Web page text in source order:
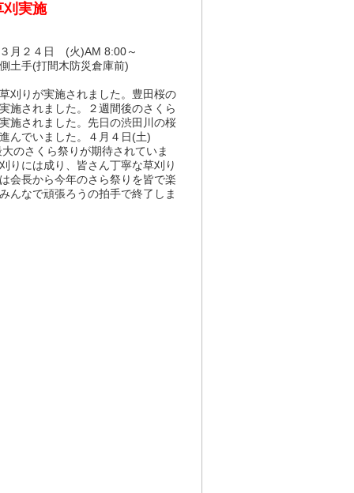
刈実施
日 (火)AM 8:00～
間木防災倉庫前)
刈りが実施されました。豊田桜の
施されました。２週間後のさくら
施されました。先日の渋田川の桜
んでいました。４月４日(土)
のさくら祭りが期待されていま
りには成り、皆さん丁寧な草刈り
会長から今年のさら祭りを皆で楽
んなで頑張ろうの拍手で終了しま